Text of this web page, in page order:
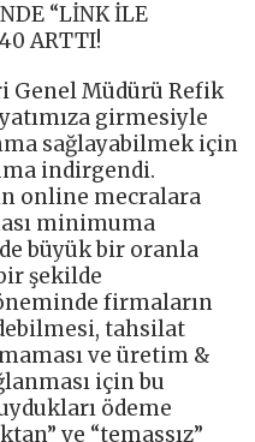
“LİNK İLE
ARTTI!
Genel Müdürü Refik
girmesiyle
sağlayabilmek için
indirgendi.
online mecralara
minimuma
büyük bir oranla
şekilde
firmaların
tahsilat
ve üretim &
için bu
ödeme
ve “temassız”